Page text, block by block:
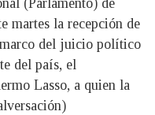
(Parlamento) de
martes la recepción de
del juicio político
del país, el
Lasso, a quien la